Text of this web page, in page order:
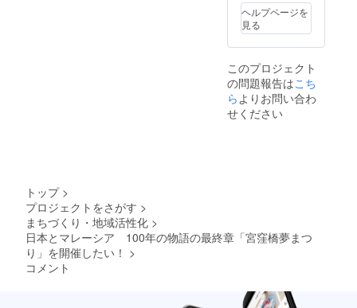
ヘルプページを
見る
このプロジェクト
の問題報告はこち
ら よりお問い合わ
せください
トップ >
プロジェクトをさがす >
まちづくり・地域活性化 >
日本とマレーシア 100年の物語の最終章「宮窪橋夢まつ
り」を開催したい！ >
コメント